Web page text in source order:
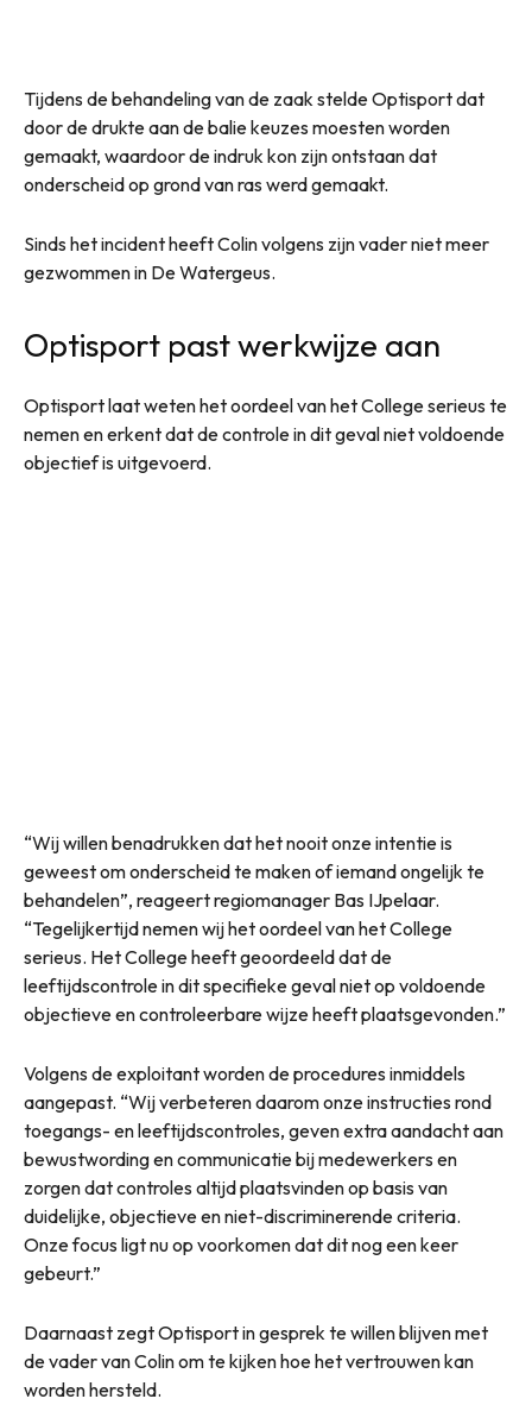
Tijdens de behandeling van de zaak stelde Optisport dat
door de drukte aan de balie keuzes moesten worden
gemaakt, waardoor de indruk kon zijn ontstaan dat
onderscheid op grond van ras werd gemaakt.
Sinds het incident heeft Colin volgens zijn vader niet meer
gezwommen in De Watergeus.
Optisport past werkwijze aan
Optisport laat weten het oordeel van het College serieus te
nemen en erkent dat de controle in dit geval niet voldoende
objectief is uitgevoerd.
“Wij willen benadrukken dat het nooit onze intentie is
geweest om onderscheid te maken of iemand ongelijk te
behandelen”, reageert regiomanager Bas IJpelaar.
“Tegelijkertijd nemen wij het oordeel van het College
serieus. Het College heeft geoordeeld dat de
leeftijdscontrole in dit specifieke geval niet op voldoende
objectieve en controleerbare wijze heeft plaatsgevonden.”
Volgens de exploitant worden de procedures inmiddels
aangepast. “Wij verbeteren daarom onze instructies rond
toegangs- en leeftijdscontroles, geven extra aandacht aan
bewustwording en communicatie bij medewerkers en
zorgen dat controles altijd plaatsvinden op basis van
duidelijke, objectieve en niet-discriminerende criteria.
Onze focus ligt nu op voorkomen dat dit nog een keer
gebeurt.”
Daarnaast zegt Optisport in gesprek te willen blijven met
de vader van Colin om te kijken hoe het vertrouwen kan
worden hersteld.